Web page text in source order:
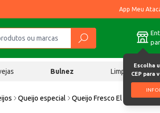
App Meu
Escolha
CEP para
Bulnez Limpeza
Queijo especial Queijo Fresco El Pastor